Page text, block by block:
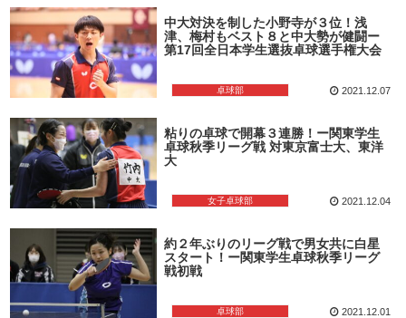
卓球部
中大対決を制した小野寺が３位！浅
津、梅村もベスト８と中大勢が健闘ー
第17回全日本学生選抜卓球選手権大会
2021.12.07
女子卓球部
粘りの卓球で開幕３連勝！ー関東学生
卓球秋季リーグ戦 対東京富士大、東洋
大
2021.12.04
卓球部
約２年ぶりのリーグ戦で男女共に白星
スタート！ー関東学生卓球秋季リーグ
戦初戦
2021.12.01